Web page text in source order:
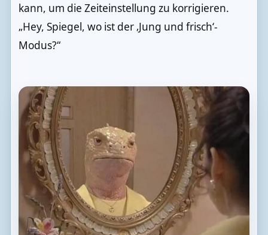
kann, um die Zeiteinstellung zu korrigieren.
„Hey, Spiegel, wo ist der ‚Jung und frisch‘-
Modus?“